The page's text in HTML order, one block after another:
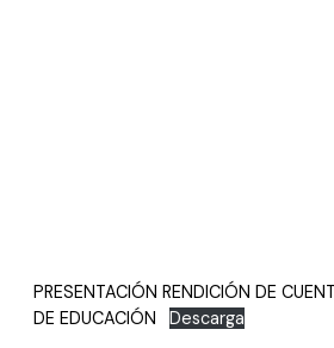
PRESENTACIÓN RENDICIÓN DE
DE EDUCACIÓN
Descarga